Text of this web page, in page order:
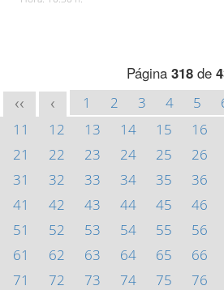
Página 318de
<< < 1 2 3 4 5
11
12 13 14 15 16
21
22 23 24 25 26
31
32 33 34 35 36
41
42 43 44 45 46
51
52 53 54 55 56
61
62 63 64 65 66
71
72 73 74 75 76